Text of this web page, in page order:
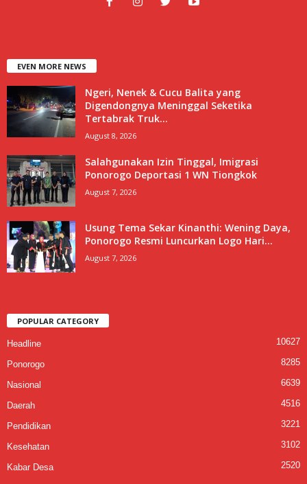
EVEN MORE NEWS
Ngeri, Nenek & Cucu Balita yang
Digendongnya Meninggal Seketika
Tertabrak Truk...
August 8, 2026
Salahgunakan Izin Tinggal, Imigrasi
Ponorogo Deportasi 1 WN Tiongkok
August 7, 2026
Usung Tema Sekar Kinanthi: Wening Daya,
Ponorogo Resmi Luncurkan Logo Hari...
August 7, 2026
POPULAR CATEGORY
Headline 10627
Ponorogo 8285
Nasional 6639
Daerah 4516
Pendidikan 3221
Kesehatan 3102
Kabar Desa 2520